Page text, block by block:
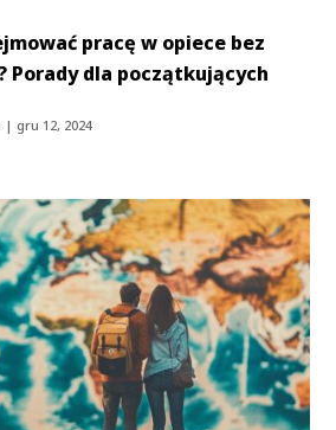
pracę w opiece bez
Porady dla początkujących
| gru 12, 2024